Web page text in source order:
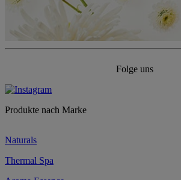
Folge uns
Produkte nach Marke
Naturals
Thermal Spa